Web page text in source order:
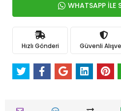
WHATSAPP İLE
Hızlı Gönderi Güvenli